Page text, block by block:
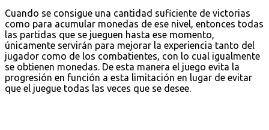
Cuando se consigue una cantidad suficiente de victorias
como para acumular monedas de ese nivel, entonces todas
las partidas que se jueguen hasta ese momento,
únicamente servirán para mejorar la experiencia tanto del
jugador como de los combatientes, con lo cual igualmente
se obtienen monedas. De esta manera el juego evita la
progresión en función a esta limitación en lugar de evitar
que el juegue todas las veces que se desee.